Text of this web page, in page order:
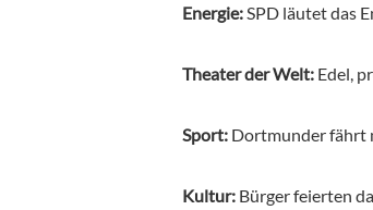
Energie: SPD läutet das
Theater der Welt: Edel,
Sport: Dortmunder fährt
Kultur: Bürger feierten